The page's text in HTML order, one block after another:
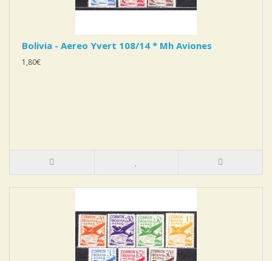
Bolivia - Aereo Yvert 108/14 * Mh Aviones
1,80€